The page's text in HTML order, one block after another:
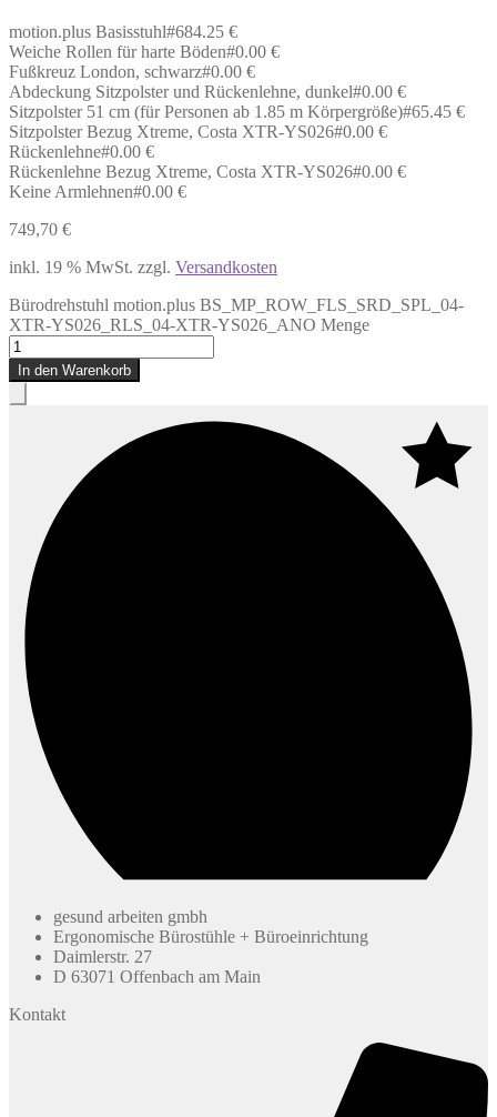
motion.plus Basisstuhl#684.25 €
Weiche Rollen für harte Böden#0.00 €
Fußkreuz London, schwarz#0.00 €
Abdeckung Sitzpolster und Rückenlehne, dunkel#0.00 €
Sitzpolster 51 cm (für Personen ab 1.85 m Körpergröße)#65.45 €
Sitzpolster Bezug Xtreme, Costa XTR-YS026#0.00 €
Rückenlehne#0.00 €
Rückenlehne Bezug Xtreme, Costa XTR-YS026#0.00 €
Keine Armlehnen#0.00 €
749,70 €
inkl. 19 % MwSt. zzgl. Versandkosten
Bürodrehstuhl motion.plus BS_MP_ROW_FLS_SRD_SPL_04-
XTR-YS026_RLS_04-XTR-YS026_ANO Menge
In den Warenkorb
gesund arbeiten gmbh
Ergonomische Bürostühle + Büroeinrichtung
Daimlerstr. 27
D 63071 Offenbach am Main
Kontakt